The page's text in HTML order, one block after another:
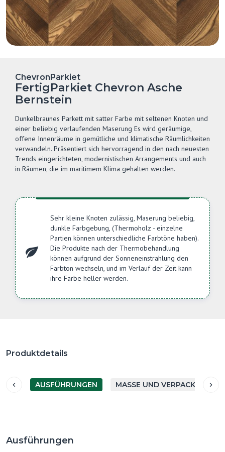
ChevronParkiet
FertigParkiet Chevron Asche
Bernstein
Dunkelbraunes Parkett mit satter Farbe mit seltenen Knoten und
einer beliebig verlaufenden Maserung Es wird geräumige,
offene Innenräume in gemütliche und klimatische Räumlichkeiten
verwandeln. Präsentiert sich hervorragend in den nach neuesten
Trends eingerichteten, modernistischen Arrangements und auch
in Räumen, die im maritimem Klima gehalten werden.
Sehr kleine Knoten zulässig, Maserung beliebig,
dunkle Farbgebung, (Thermoholz - einzelne
Partien können unterschiedliche Farbtöne haben).
Die Produkte nach der Thermobehandlung
können aufgrund der Sonneneinstrahlung den
Farbton wechseln, und im Verlauf der Zeit kann
ihre Farbe heller werden.
Produktdetails
AUSFÜHRUNGEN MASSE UND VERPACKUNG
Ausführungen